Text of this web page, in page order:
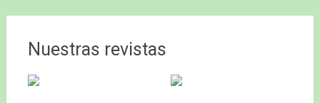
Nuestras revistas